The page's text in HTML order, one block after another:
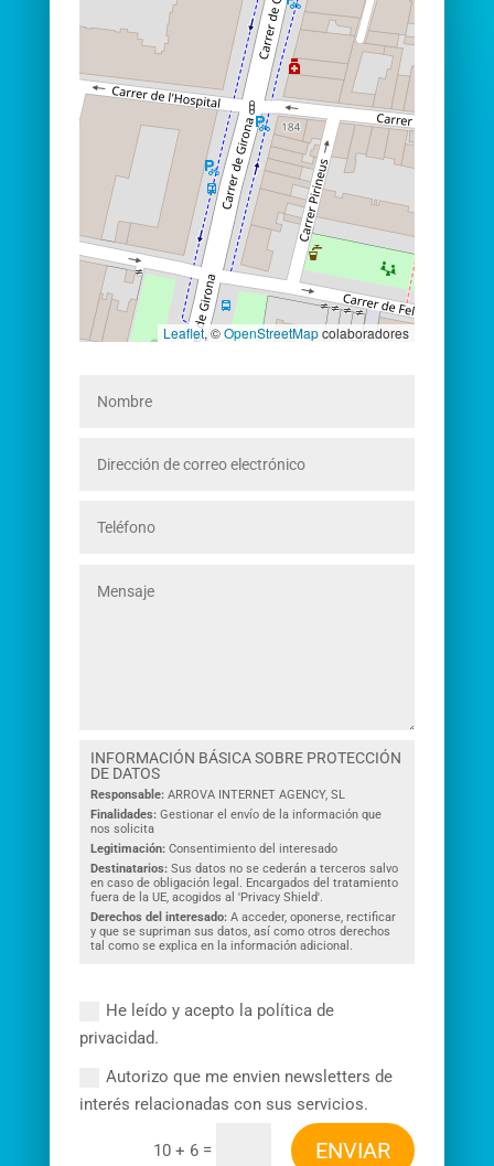
Leaflet, ©OpenStreetMapcolaboradores
INFORMACIÓN BÁSICA SOBRE PROTECCIÓN
DE DATOS
Responsable:ARROVA INTERNET AGENCY, SL
Finalidades:Gestionar el envío de la información que
nos solicita
Legitimación: Consentimiento del interesado
Destinatarios:Sus datos no se cederán a terceros salvo
en caso de obligación legal. Encargados del tratamiento
fuera de la UE, acogidos al 'Privacy Shield'.
Derechos del interesado:A acceder, oponerse, rectificar
y que se supriman sus datos, así como otros derechos
tal como se explica en la información adicional.
He leído y acepto la política de
privacidad.
Autorizo que me envien newsletters de
interés relacionadas con sus servicios.
10 + 6 = ENVIAR